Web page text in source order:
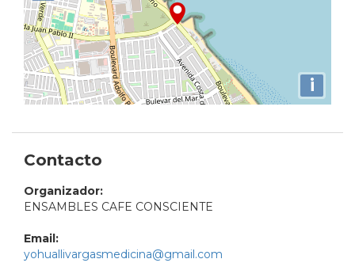
i
Contacto
Organizador:
ENSAMBLES CAFE CONSCIENTE
Email:
yohuallivargasmedicina@gmail.com